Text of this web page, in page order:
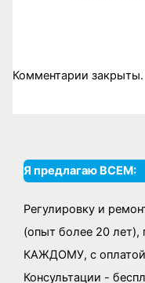
Комментарии закрыты.
Я предлагаю ВСЕМ:
Регулировку и
(опыт более 20
КАЖДОМУ, с
Консультации -